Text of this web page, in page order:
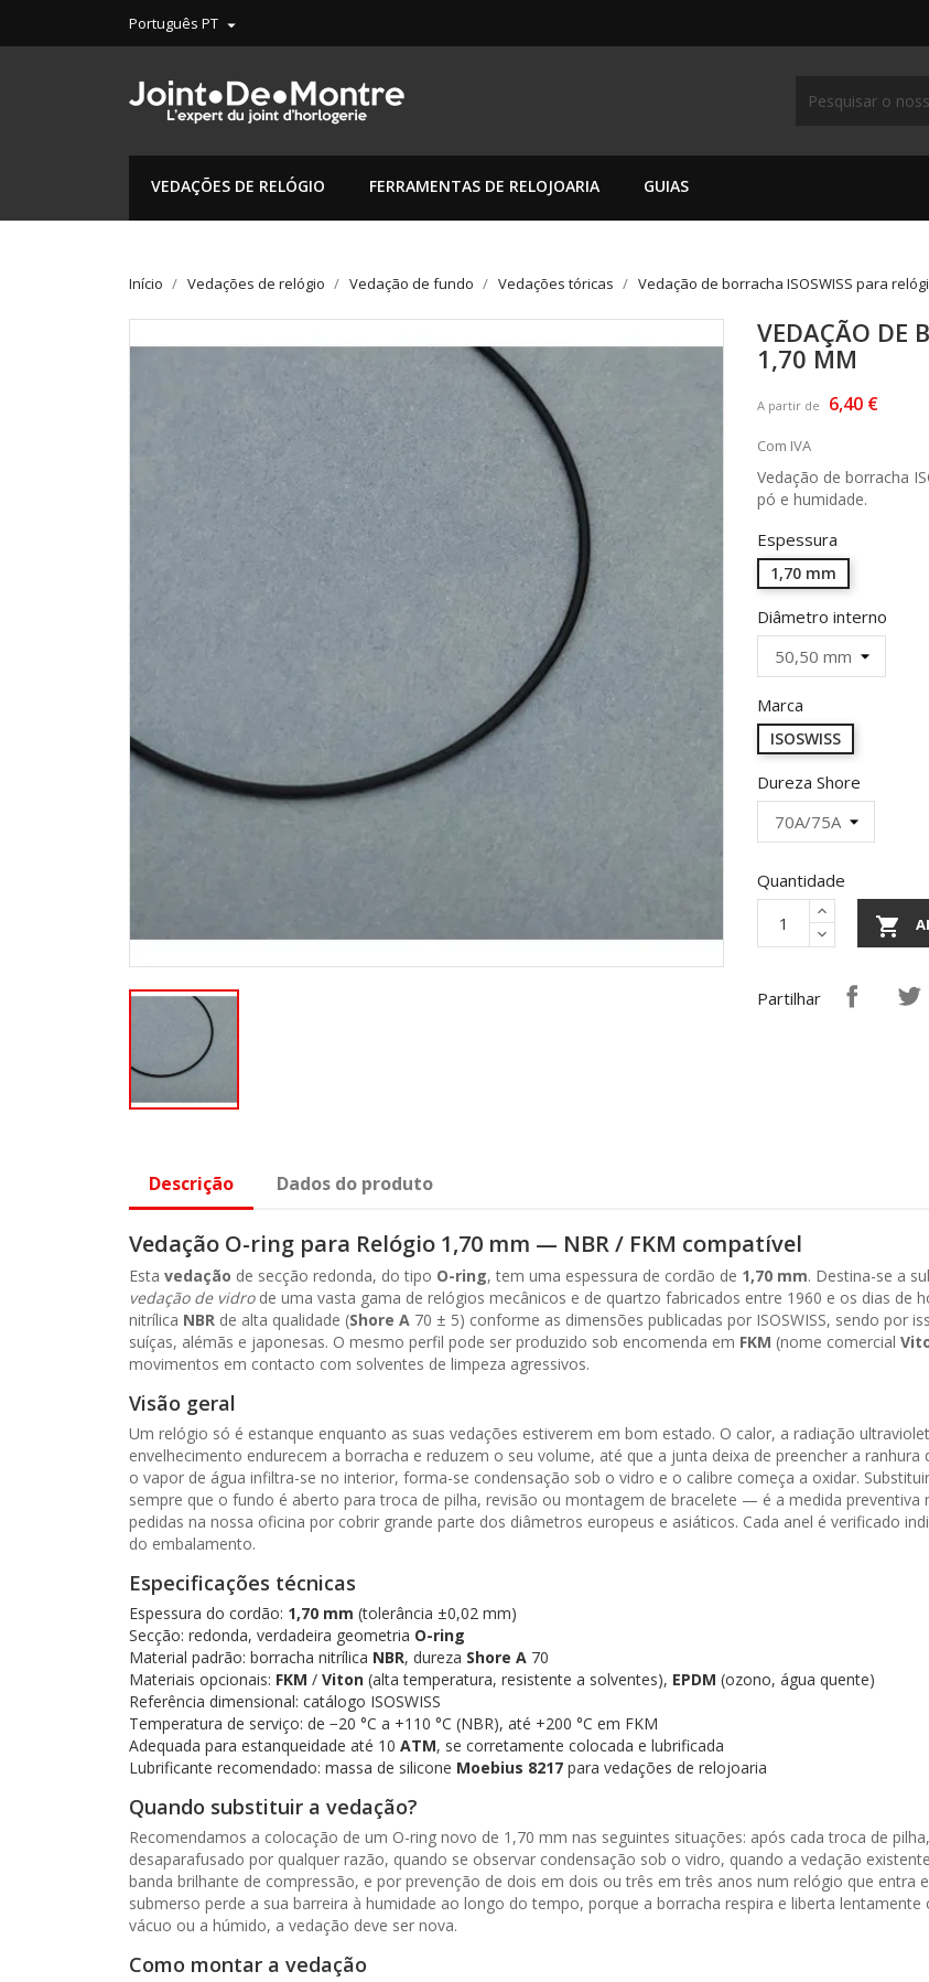
Português PT 
VEDAÇÕES DE RELÓGIO FERRAMENTAS DE RELOJOARIA GUIAS
Início Vedações de relógio Vedação de fundo Vedações tóricas Vedação de borracha ISOSWISS para
VEDAÇÃO DE
1,70 MM
A partir de 6,40 €
Com IVA
Vedação de borracha
pó e humidade.
Espessura
1,70 mm
Diâmetro interno
Marca
ISOSWISS
Dureza Shore
Quantidade

Partilhar
Descrição Dados do produto
Vedação O-ring para Relógio 1,70 mm — NBR / FKM compatível
Esta vedação de secção redonda, do tipo O-ring, tem uma espessura de cordão de 1,70 mm. Destina-se a
vedação de vidrode uma vasta gama de relógios mecânicos e de quartzo fabricados entre 1960 e os dias de
nitrílica NBR de alta qualidade (Shore A 70 ± 5) conforme as dimensões publicadas por ISOSWISS, sendo por
suíças, alémãs e japonesas. O mesmo perfil pode ser produzido sob encomenda em FKM (nome comercial
movimentos em contacto com solventes de limpeza agressivos.
Visão geral
Um relógio só é estanque enquanto as suas vedações estiverem em bom estado. O calor, a radiação
envelhecimento endurecem a borracha e reduzem o seu volume, até que a junta deixa de preencher a
o vapor de água infiltra-se no interior, forma-se condensação sob o vidro e o calibre começa a oxidar.
sempre que o fundo é aberto para troca de pilha, revisão ou montagem de bracelete — é a medida preventiva
pedidas na nossa oficina por cobrir grande parte dos diâmetros europeus e asiáticos. Cada anel é verificado
do embalamento.
Especificações técnicas
Espessura do cordão: 1,70 mm (tolerância ±0,02 mm)
Secção: redonda, verdadeira geometria O-ring
Material padrão: borracha nitrílica NBR, dureza Shore A 70
Materiais opcionais: FKM / Viton (alta temperatura, resistente a solventes), EPDM (ozono, água quente)
Referência dimensional: catálogo ISOSWISS
Temperatura de serviço: de −20 °C a +110 °C (NBR), até +200 °C em FKM
Adequada para estanqueidade até 10 ATM, se corretamente colocada e lubrificada
Lubrificante recomendado: massa de silicone Moebius 8217 para vedações de relojoaria
Quando substituir a vedação?
Recomendamos a colocação de um O-ring novo de 1,70 mm nas seguintes situações: após cada troca de
desaparafusado por qualquer razão, quando se observar condensação sob o vidro, quando a vedação
banda brilhante de compressão, e por prevenção de dois em dois ou três em três anos num relógio que
submerso perde a sua barreira à humidade ao longo do tempo, porque a borracha respira e liberta
vácuo ou a húmido, a vedação deve ser nova.
Como montar a vedação